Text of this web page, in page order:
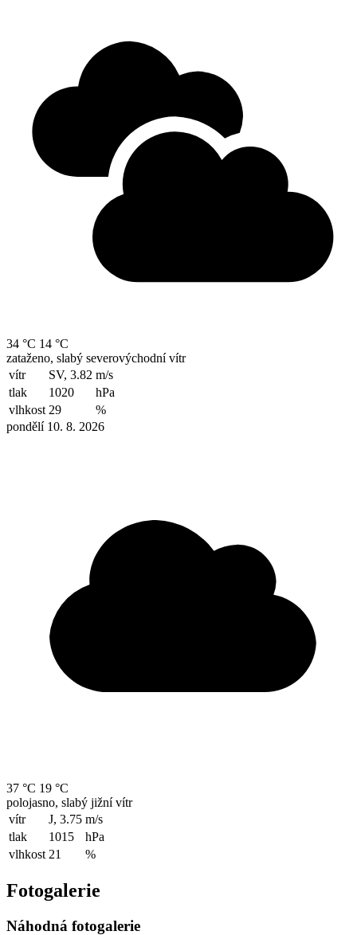
34 °C 14 °C
zataženo, slabý severovýchodní vítr
vítr
SV, 3.82 m/s
tlak
1020
hPa
vlhkost 29
%
pondělí 10. 8. 2026
37 °C 19 °C
polojasno, slabý jižní vítr
vítr
J, 3.75 m/s
tlak
1015
hPa
vlhkost 21 %
Fotogalerie
Náhodná fotogalerie